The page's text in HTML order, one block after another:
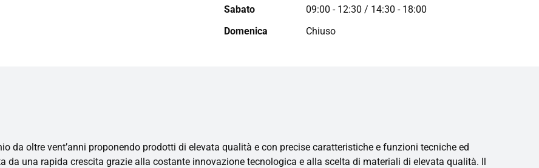
Sabato
09:00 - 12:30 / 14:30 - 18:00
Domenica
Chiuso
da oltre vent’anni proponendo prodotti di elevata qualità e con precise caratteristiche e funzioni tecniche ed
da una rapida crescita grazie alla costante innovazione tecnologica e alla scelta di materiali di elevata qualità. Il